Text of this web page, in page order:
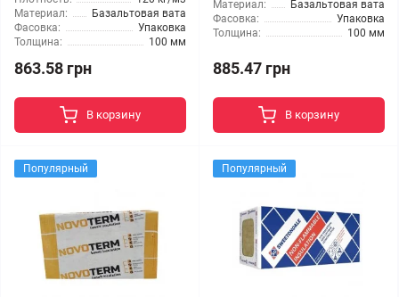
Материал:
Базальтовая вата
Фасовка:
Упаковка
Толщина:
100 мм
863.58 грн
В корзину
Материал:
Базальтовая вата
Фасовка:
Упаковка
Толщина:
100 мм
885.47 грн
В корзину
Популярный Популярный